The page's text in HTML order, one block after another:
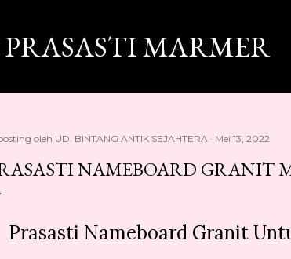
MARMER
oleh UD. BINTANG ANTIK SEJAHTERA Mei 13, 2022
NAMEBOARD GRANIT
Prasasti Nameboard Granit